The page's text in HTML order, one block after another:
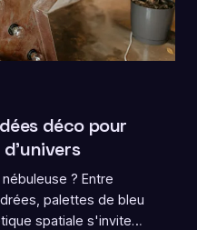
déco pour
? Entre
palettes de bleu
spatiale s'invite